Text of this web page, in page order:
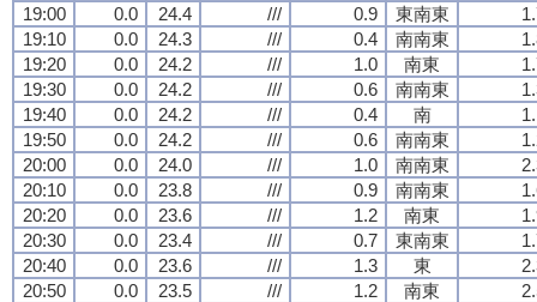
19:00
0.0 24.4 /// 0.9 東南東
19:10
0.0 24.3 /// 0.4 南南東
19:20
0.0 24.2 /// 1.0 南東
19:30
0.0 24.2 /// 0.6 南南東
19:40
0.0 24.2 /// 0.4 南
19:50
0.0 24.2 /// 0.6 南南東
20:00
0.0 24.0 /// 1.0 南南東
20:10
0.0 23.8 /// 0.9 南南東
20:20
0.0 23.6 /// 1.2 南東
20:30
0.0 23.4 /// 0.7 東南東
20:40
0.0 23.6 /// 1.3 東
20:50
0.0 23.5 /// 1.2 南東